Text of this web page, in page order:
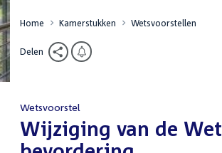
Home Kamerstukken Wetsvoorstellen
Delen
Wetsvoorstel
:Wijziging van de Wet